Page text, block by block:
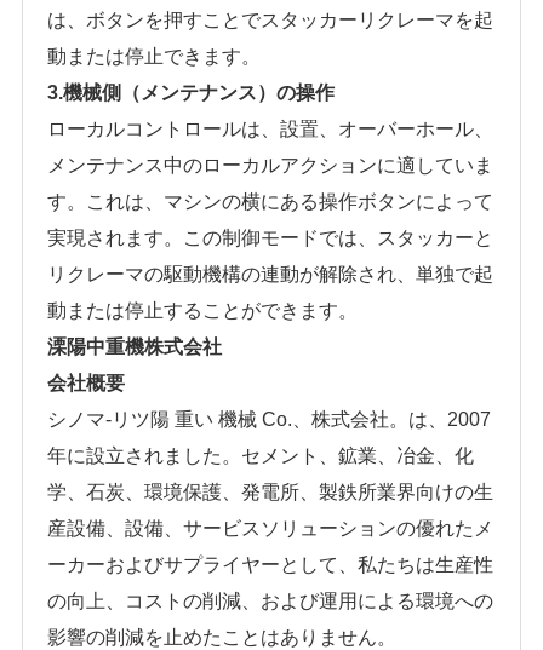
は、ボタンを押すことでスタッカーリクレーマを起
動または停止できます。
3.機械側（メンテナンス）の操作
ローカルコントロールは、設置、オーバーホール、
メンテナンス中のローカルアクションに適していま
す。これは、マシンの横にある操作ボタンによって
実現されます。この制御モードでは、スタッカーと
リクレーマの駆動機構の連動が解除され、単独で起
動または停止することができます。
溧陽中重機株式会社
会社概要
シノマ-リツ陽 重い 機械 Co.、株式会社。は、2007
年に設立されました。セメント、鉱業、冶金、化
学、石炭、環境保護、発電所、製鉄所業界向けの生
産設備、設備、サービスソリューションの優れたメ
ーカーおよびサプライヤーとして、私たちは生産性
の向上、コストの削減、および運用による環境への
影響の削減を止めたことはありません。